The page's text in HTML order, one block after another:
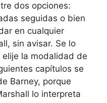
dos opciones:
seguidas o bien
en cualquier
sin avisar. Se lo
la modalidad de
capítulos se
Barney, porque
lo interpreta